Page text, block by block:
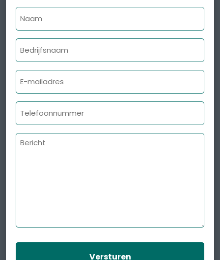
Naam
Bedrijfsnaam
E-
mailadres
Telefoonnummer
Bericht